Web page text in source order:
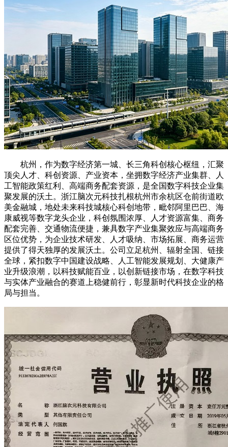
杭州，作为数字经济第一城、长三角科创核心枢纽，汇聚
顶尖人才、科创资源、产业资本，坐拥数字经济产业集群、人
工智能政策红利、高端商务配套资源，是全国数字科技企业集
聚发展的沃土。浙江脑次元科技扎根杭州市余杭区仓前街道欧
美金融城，地处未来科技城核心科创地带，毗邻阿里巴巴、海
康威视等数字龙头企业，科创氛围浓厚、人才资源富集、商务
配套完善、交通物流便捷，兼具数字产业集聚效应与高端商务
区位优势，为企业技术研发、人才吸纳、市场拓展、商务运营
提供了得天独厚的发展沃土。公司立足杭州、辐射全国、链接
全球，紧扣数字中国建设战略、人工智能发展规划、大健康产
业升级浪潮，以科技赋能百业，以创新链接市场，在数字科技
与实体产业融合的赛道上稳健前行，彰显新时代科技企业的格
局与担当。